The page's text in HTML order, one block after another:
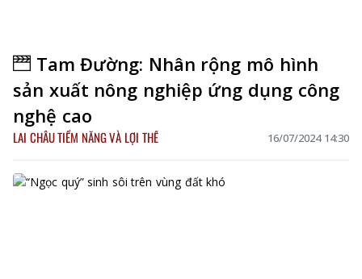
Tam Đường: Nhân rộng mô hình
sản xuất nông nghiệp ứng dụng công
nghệ cao
LAI CHÂU TIỀM NĂNG VÀ LỢI THẾ 16/07/2024 14:30